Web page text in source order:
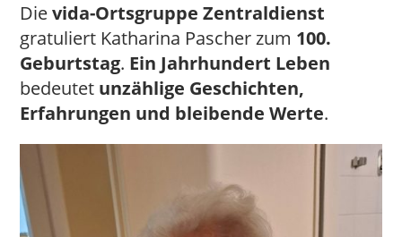
Dievida-Ortsgruppe Zentraldienst
gratuliert Katharina Pascher zum 100.
Geburtstag. Ein Jahrhundert Leben
bedeutet unzählige Geschichten,
Erfahrungen und bleibende Werte.